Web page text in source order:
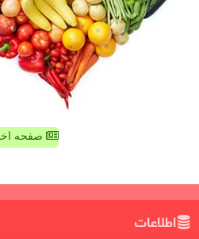
صفحه
اطلاعات